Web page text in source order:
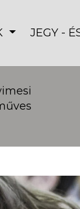
JEGY -